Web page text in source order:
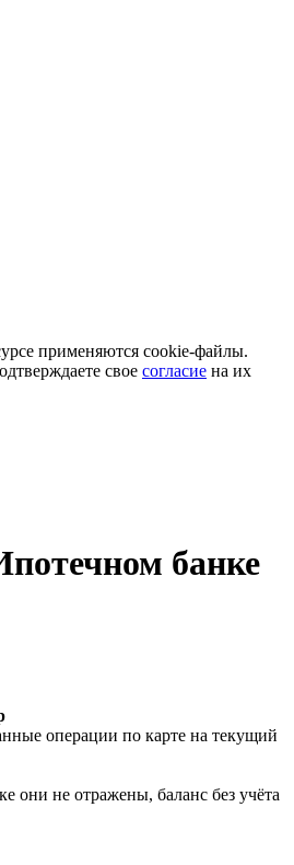
применяются cookie-файлы.
свое согласие на их
банке
операции по карте на текущий
они не отражены, баланс без учёта